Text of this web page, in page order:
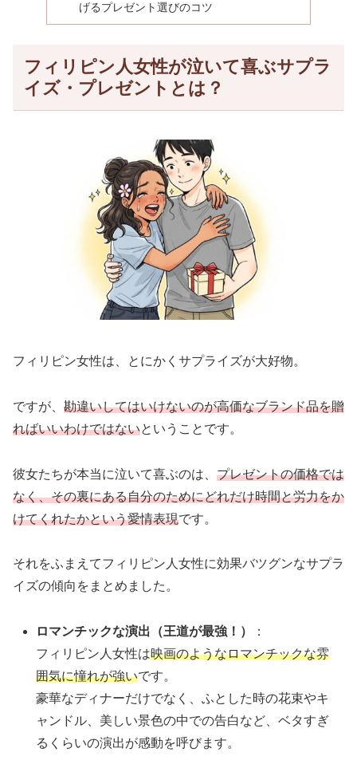
げるプレゼント選びのコツ
フィリピン人女性が泣いて喜ぶサプラ
イズ・プレゼントとは？
フィリピン女性は、とにかくサプライズが大好物。
ですが、 勘違いしてはいけないのが高価なブランド品を贈
ればいいわけではないということです。
彼女たちが本当に泣いて喜ぶのは、 プレゼントの価格では
なく、その裏にある自分のためにどれだけ時間と労力をか
けてくれたかという愛情表現です。
それをふまえてフィリピン人女性に効果バツグンなサプラ
イズの傾向をまとめました。
ロマンチックな演出（王道が最強！）
：
フィリピン人女性は映画のようなロマンチックな雰
囲気に憧れが強いです。
豪華なディナーだけでなく、ふとした時の花束やキ
ャンドル、美しい景色の中での告白など、ベタすぎ
るくらいの演出が感動を呼びます。